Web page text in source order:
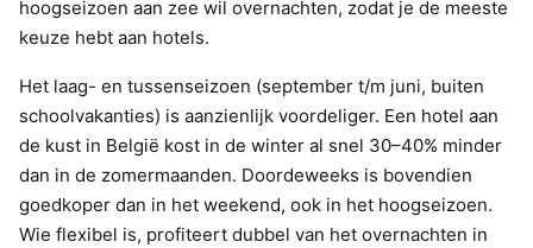
hoogseizoen aan zee wil overnachten, zodat je de meeste
keuze hebt aan hotels.
Het laag- en tussenseizoen (september t/m juni, buiten
schoolvakanties) is aanzienlijk voordeliger. Een hotel aan
de kust in België kost in de winter al snel 30–40% minder
dan in de zomermaanden. Doordeweeks is bovendien
goedkoper dan in het weekend, ook in het hoogseizoen.
Wie flexibel is, profiteert dubbel van het overnachten in